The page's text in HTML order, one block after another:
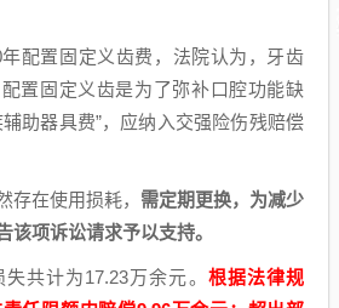
配置固定义齿费，法院认为，牙齿
置固定义齿是为了弥补口腔功能缺
助器具费”，应纳入交强险伤残赔偿
存在使用损耗， 需定期更换，为减少
该项诉讼请求予以支持。
共计为17.23万余元。 根据法律规